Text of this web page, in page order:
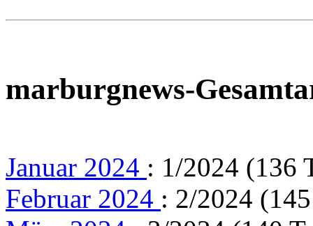
marburgnews-
Januar 2024 : 1/2024 (136
Februar 2024 : 2/2024